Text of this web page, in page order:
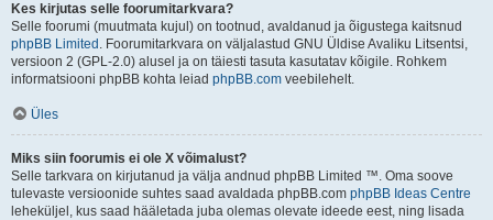
Kes kirjutas selle foorumitarkvara?
Selle foorumi (muutmata kujul) on tootnud, avaldanud ja õigustega kaitsnud
phpBB Limited . Foorumitarkvara on väljalastud GNU Üldise Avaliku Litsentsi,
versioon 2 (GPL-2.0) alusel ja on täiesti tasuta kasutatav kõigile. Rohkem
informatsiooni phpBB kohta leiad phpBB.com veebilehelt.
Üles
Miks siin foorumis ei ole X võimalust?
Selle tarkvara on kirjutanud ja välja andnud phpBB Limited ™. Oma soove
tulevaste versioonide suhtes saad avaldada phpBB.com phpBB Ideas Centre
leheküljel, kus saad hääletada juba olemas olevate ideede eest, ning lisada